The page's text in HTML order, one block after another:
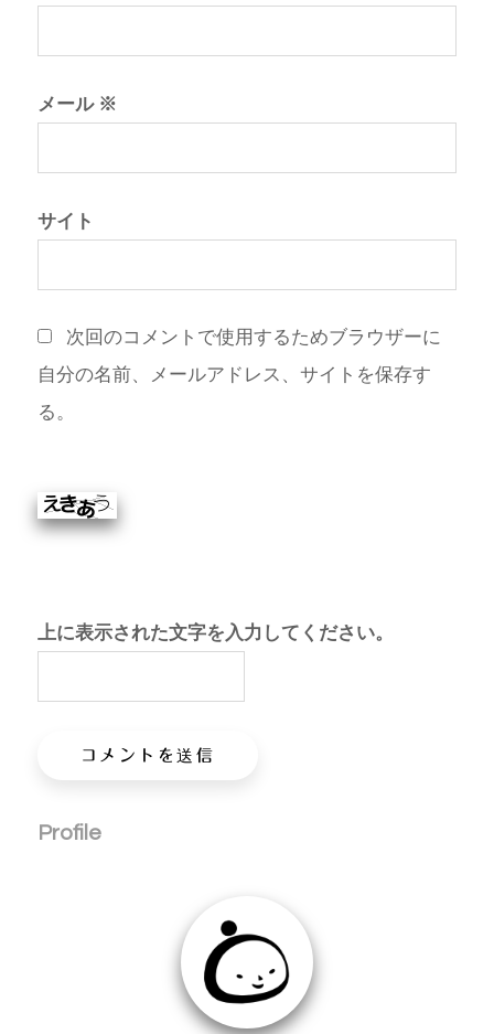
メール ※
サイト
次回のコメントで使用するためブラウザーに
自分の名前、メールアドレス、サイトを保存す
る。
上に表示された文字を入力してください。
Profile